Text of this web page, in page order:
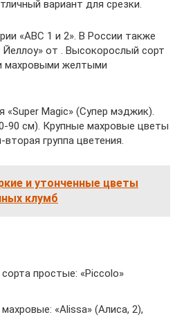
вариант для срезки.
«ABC 1 и 2». В России также
от . Высокорослый сорт
махровыми желтыми
«Super Magic» (Супер мэджик).
90 см). Крупные махровые цветы
группа цветения.
и утонченные цветы
клумб
простые: «Piccolo»
«Alissa» (Алиса, 2),